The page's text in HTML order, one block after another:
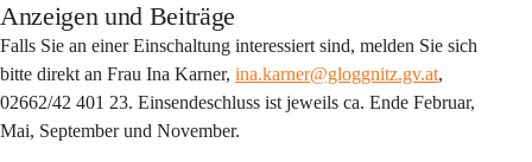
Anzeigen und Beiträge
Falls Sie an einer Einschaltung interessiert sind, melden Sie sich
bitte direkt an Frau Ina Karner, ina.karner@gloggnitz.gv.at,
02662/42 401 23. Einsendeschluss ist jeweils ca. Ende Februar,
Mai, September und November.